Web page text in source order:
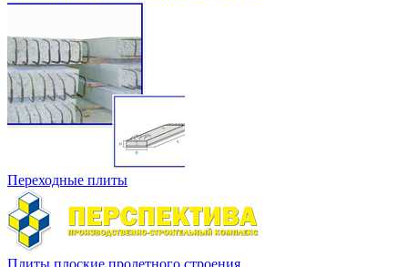
Переходные плиты
Плиты плоские пролетного строения